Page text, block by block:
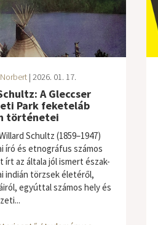
| 2026. 01. 17.
A Gleccser
Park feketeláb
történetei
Schultz (1859–1947)
író és etnográfus számos
írt az általa jól ismert észak-
indián törzsek életéről,
egyúttal számos hely és